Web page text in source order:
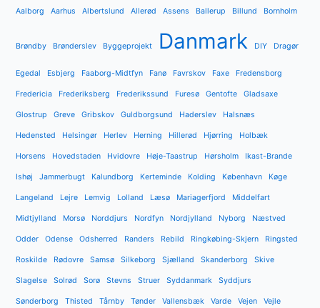
Aalborg Aarhus Albertslund Allerød Assens Ballerup Billund Bornholm
Brøndby Brønderslev Byggeprojekt Danmark DIY Dragør
Egedal Esbjerg Faaborg-Midtfyn Fanø Favrskov Faxe Fredensborg
Fredericia Frederiksberg Frederikssund Furesø Gentofte Gladsaxe
Glostrup Greve Gribskov Guldborgsund Haderslev Halsnæs
Hedensted Helsingør Herlev Herning Hillerød Hjørring Holbæk
Horsens Hovedstaden Hvidovre Høje-Taastrup Hørsholm Ikast-Brande
Ishøj Jammerbugt Kalundborg Kerteminde Kolding København Køge
Langeland Lejre Lemvig Lolland Læsø Mariagerfjord Middelfart
Midtjylland Morsø Norddjurs Nordfyn Nordjylland Nyborg Næstved
Odder Odense Odsherred Randers Rebild Ringkøbing-Skjern Ringsted
Roskilde Rødovre Samsø Silkeborg Sjælland Skanderborg Skive
Slagelse Solrød Sorø Stevns Struer Syddanmark Syddjurs
Sønderborg Thisted Tårnby Tønder Vallensbæk Varde Vejen Vejle